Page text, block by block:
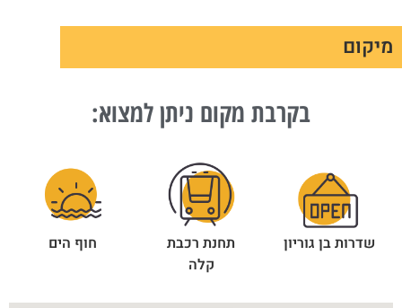
מיקום
בקרבת מקום ניתן למצוא:
שדרות בן גוריון
תחנת רכבת
קלה
חוף הים